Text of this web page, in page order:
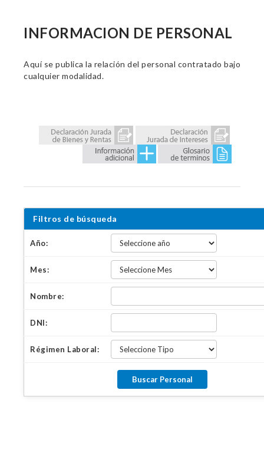
INFORMACION DE PERSONAL
Aquí se publica la relación del personal contratado bajo
cualquier modalidad.
Filtros de búsqueda
Año:
Mes:
Nombre:
DNI:
Régimen Laboral: